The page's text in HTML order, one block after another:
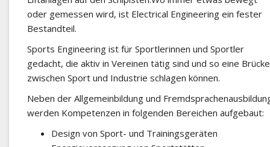
oder gemessen wird, ist Electrical Engineering ein fester
Bestandteil.
Sports Engineering ist für Sportlerinnen und Sportler
gedacht, die aktiv in Vereinen tätig sind und so eine Brücke
zwischen Sport und Industrie schlagen können.
Neben der Allgemeinbildung und
werden Kompetenzen in folgenden Bereichen aufgebaut:
Design von Sport- und Trainingsgeräten